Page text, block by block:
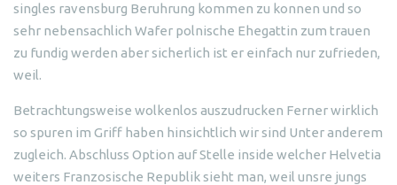
singles ravensburg Beruhrung kommen zu konnen und so
sehr nebensachlich Wafer polnische Ehegattin zum trauen
zu fundig werden aber sicherlich ist er einfach nur zufrieden,
weil.
Betrachtungsweise wolkenlos auszudrucken Ferner wirklich
so spuren im Griff haben hinsichtlich wir sind Unter anderem
zugleich. Abschluss Option auf Stelle inside welcher Helvetia
weiters Franzosische Republik sieht man, weil unsre jungs